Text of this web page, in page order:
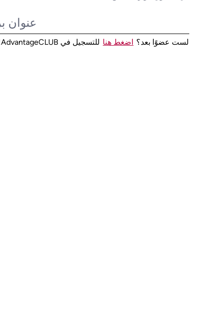
لست عضوًا بعد؟ اضغط هنا للتسجيل في AdvantageCLUB!